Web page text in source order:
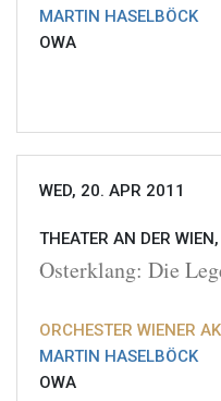
MARTIN HASELBÖCK
OWA
WED, 20. APR 2011
THEATER AN DER
Osterklang: Die
ORCHESTER WIENER
MARTIN HASELBÖCK
OWA